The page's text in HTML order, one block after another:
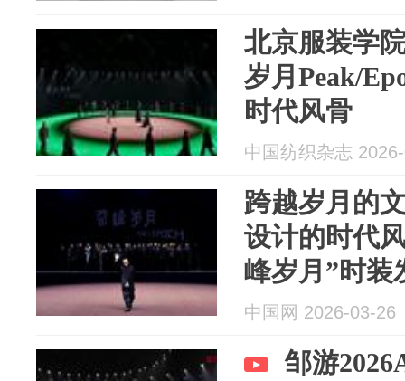
北京服装学
岁月Peak/
时代风骨
中国纺织杂志
跨越岁月的
设计的时代
峰岁月”时装
中国网 2026-03-26
邹游